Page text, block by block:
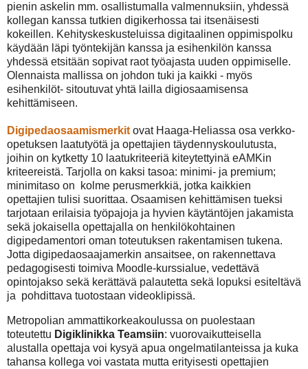
pienin askelin mm. osallistumalla valmennuksiin, yhdessä
kollegan kanssa tutkien digikerhossa tai itsenäisesti
kokeillen. Kehityskeskusteluissa digitaalinen oppimispolku
käydään läpi työntekijän kanssa ja esihenkilön kanssa
yhdessä etsitään sopivat raot työajasta uuden oppimiselle.
Olennaista mallissa on johdon tuki ja kaikki - myös
esihenkilöt- sitoutuvat yhtä lailla digiosaamisensa
kehittämiseen.
Digipedaosaamismerkit ovat Haaga-Heliassa osa verkko-
opetuksen laatutyötä ja opettajien täydennyskoulutusta,
joihin on kytketty 10 laatukriteeriä kiteytettyinä eAMKin
kriteereistä. Tarjolla on kaksi tasoa: minimi- ja premium;
minimitaso on kolme perusmerkkiä, jotka kaikkien
opettajien tulisi suorittaa. Osaamisen kehittämisen tueksi
tarjotaan erilaisia työpajoja ja hyvien käytäntöjen jakamista
sekä jokaisella opettajalla on henkilökohtainen
digipedamentori oman toteutuksen rakentamisen tukena.
Jotta digipedaosaajamerkin ansaitsee, on rakennettava
pedagogisesti toimiva Moodle-kurssialue, vedettävä
opintojakso sekä kerättävä palautetta sekä lopuksi esiteltävä
ja pohdittava tuotostaan videoklipissä.
Metropolian ammattikorkeakoulussa on puolestaan
toteutettu Digiklinikka Teamsiin: vuorovaikutteisella
alustalla opettaja voi kysyä apua ongelmatilanteissa ja kuka
tahansa kollega voi vastata mutta erityisesti opettajien